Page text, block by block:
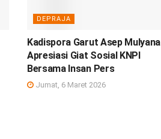
DEPRAJA
Kadispora Garut Asep Mulyana
Apresiasi Giat Sosial KNPI
Bersama Insan Pers
Jumat, 6 Maret 2026